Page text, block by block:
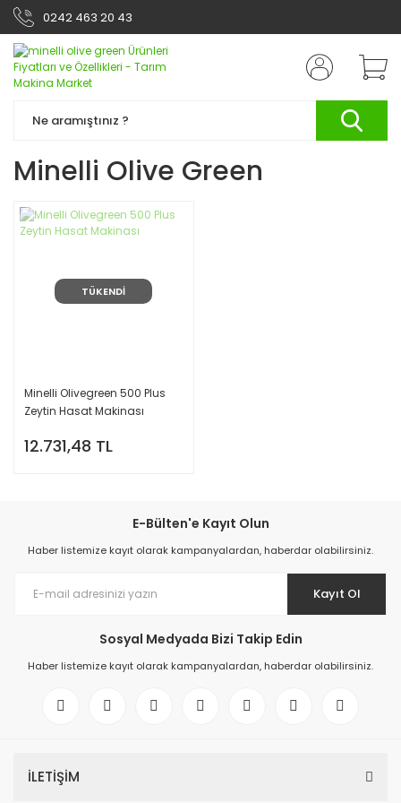
0242 463 20 43
Minelli Olive Green
TÜKENDİ
Minelli Olivegreen 500 Plus
Zeytin Hasat Makinası
12.731,48 TL
E-Bülten'e Kayıt Olun
Haber listemize kayıt olarak kampanyalardan, haberdar olabilirsiniz.
Kayıt Ol
Sosyal Medyada Bizi Takip Edin
Haber listemize kayıt olarak kampanyalardan, haberdar olabilirsiniz.
İLETİŞİM